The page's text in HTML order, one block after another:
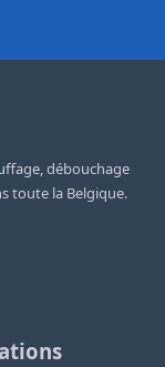
débouchage
toute la Belgique.